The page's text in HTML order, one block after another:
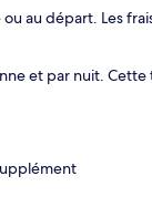
au départ. Les
et par nuit. Cette